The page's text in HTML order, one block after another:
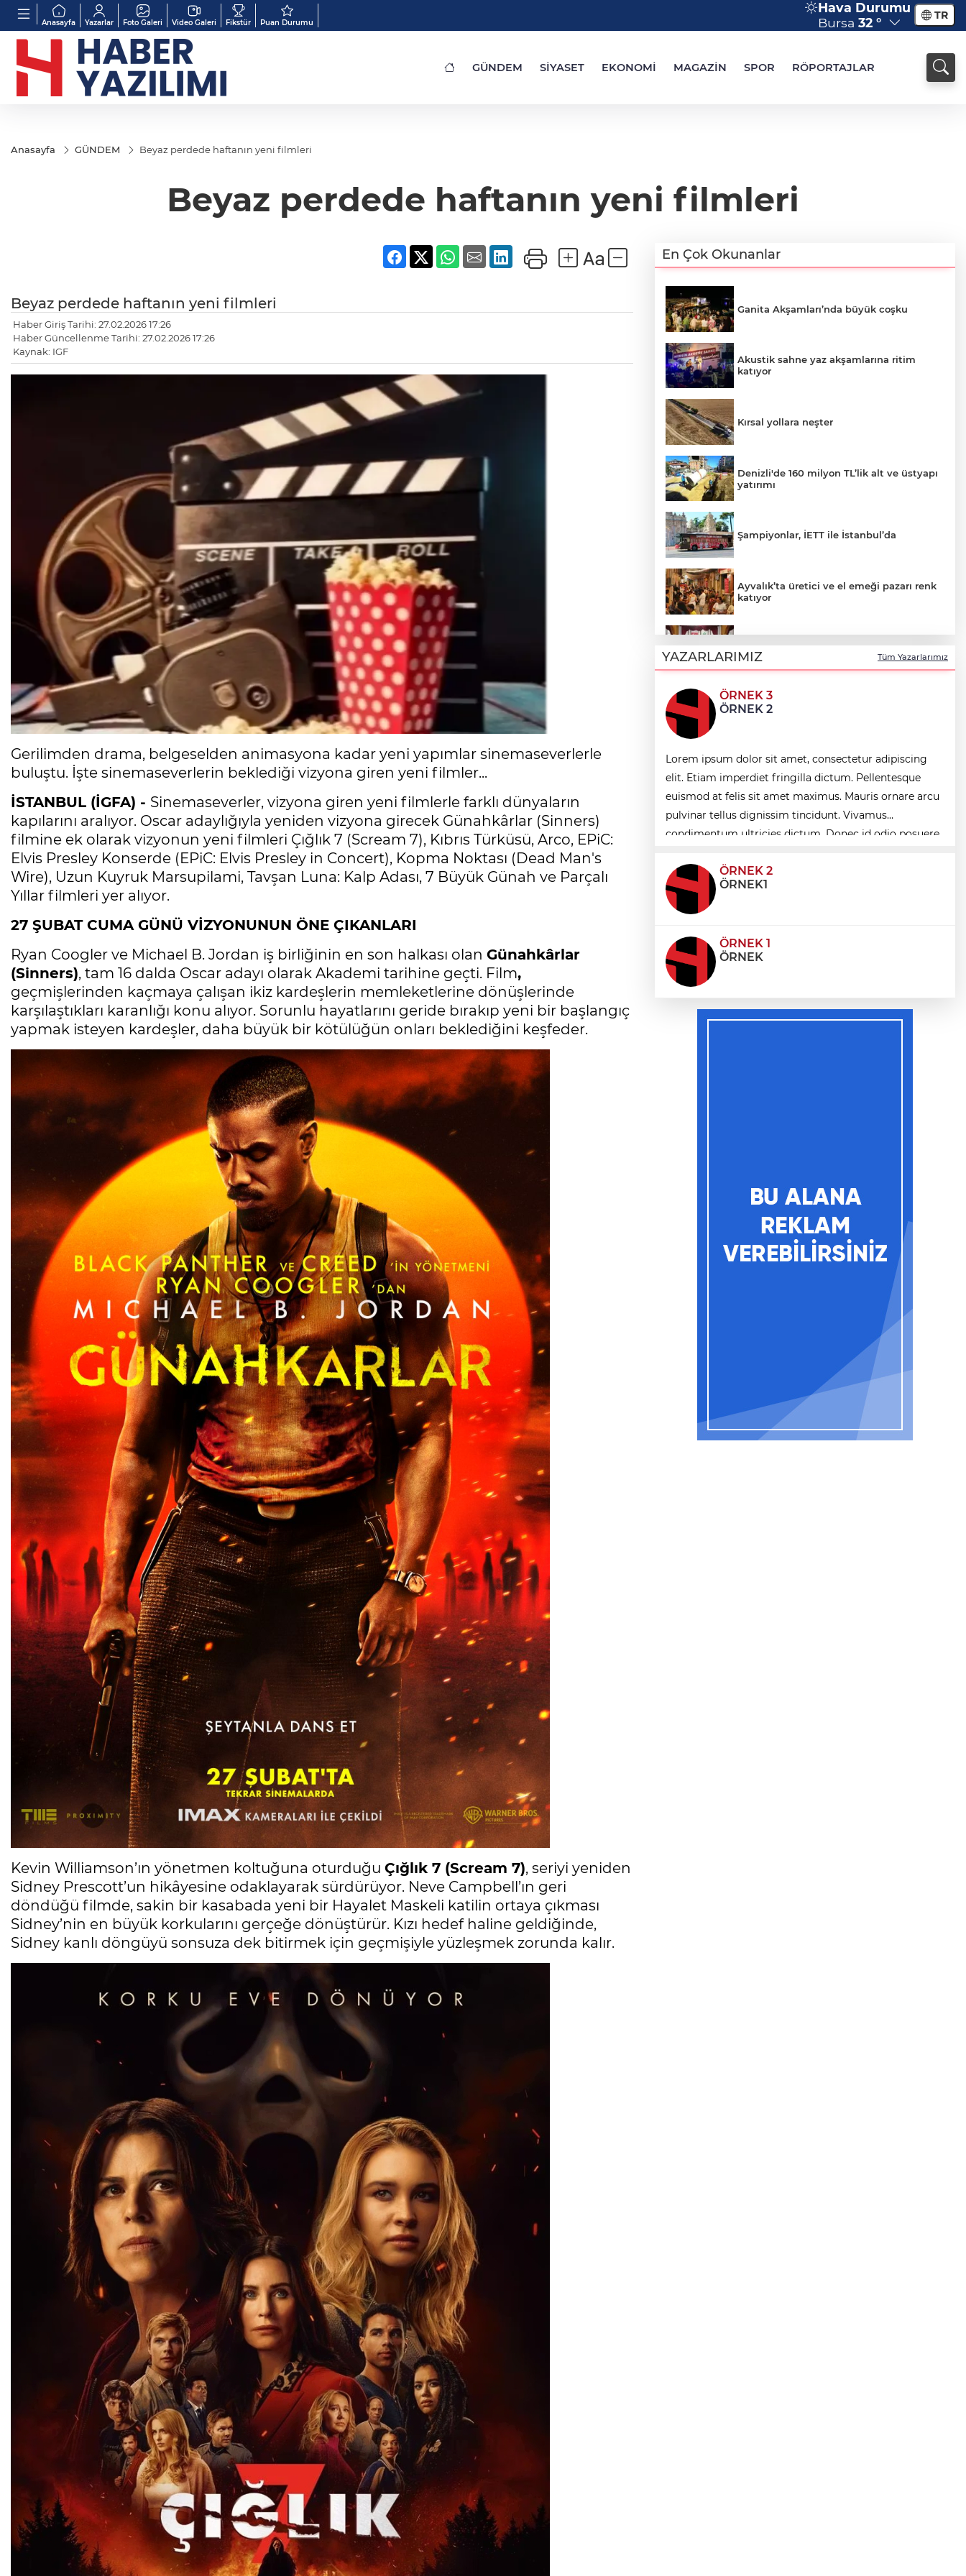
Anasayfa Yazarlar Foto Galeri Video Galeri Fikstür Puan Durumu
Hava Durumu
Bursa 32 ° TR
GÜNDEM SİYASET EKONOMİ MAGAZİN SPOR RÖPORTAJLAR
Anasayfa GÜNDEM Beyaz perdede haftanın yeni filmleri
Beyaz perdede haftanın yeni filmleri
Beyaz perdede haftanın yeni filmleri
Haber Giriş Tarihi: 27.02.2026 17:26
Haber Güncellenme Tarihi: 27.02.2026 17:26
Kaynak: IGF
Gerilimden drama, belgeselden animasyona kadar yeni yapımlar sinemaseverlerle
buluştu. İşte sinemaseverlerin beklediği vizyona giren yeni filmler...
İSTANBUL (İGFA) - Sinemaseverler, vizyona giren yeni filmlerle farklı dünyaların
kapılarını aralıyor. Oscar adaylığıyla yeniden vizyona girecek Günahkârlar (Sinners)
filmine ek olarak vizyonun yeni filmleri Çığlık 7 (Scream 7), Kıbrıs Türküsü, Arco, EPiC:
Elvis Presley Konserde (EPiC: Elvis Presley in Concert), Kopma Noktası (Dead Man's
Wire), Uzun Kuyruk Marsupilami, Tavşan Luna: Kalp Adası, 7 Büyük Günah ve Parçalı
Yıllar filmleri yer alıyor.
27 ŞUBAT CUMA GÜNÜ VİZYONUNUN ÖNE ÇIKANLARI
Ryan Coogler ve Michael B. Jordan iş birliğinin en son halkası olan Günahkârlar
(Sinners), tam 16 dalda Oscar adayı olarak Akademi tarihine geçti. Film,
geçmişlerinden kaçmaya çalışan ikiz kardeşlerin memleketlerine dönüşlerinde
karşılaştıkları karanlığı konu alıyor. Sorunlu hayatlarını geride bırakıp yeni bir başlangıç
yapmak isteyen kardeşler, daha büyük bir kötülüğün onları beklediğini keşfeder.
Kevin Williamson’ın yönetmen koltuğuna oturduğu Çığlık 7 (Scream 7), seriyi yeniden
Sidney Prescott’un hikâyesine odaklayarak sürdürüyor. Neve Campbell’ın geri
döndüğü filmde, sakin bir kasabada yeni bir Hayalet Maskeli katilin ortaya çıkması
Sidney’nin en büyük korkularını gerçeğe dönüştürür. Kızı hedef haline geldiğinde,
Sidney kanlı döngüyü sonsuza dek bitirmek için geçmişiyle yüzleşmek zorunda kalır.
En Çok Okunanlar
Ganita Akşamları’nda büyük coşku
Akustik sahne yaz akşamlarına ritim
katıyor
Kırsal yollara neşter
Denizli'de 160 milyon TL’lik alt ve üstyapı
yatırımı
Şampiyonlar, İETT ile İstanbul’da
Ayvalık’ta üretici ve el emeği pazarı renk
katıyor
birliği
İpsala OSB'nin gelişimi için kritik ziyaret
Bursa Büyükşehir Harmancık’ta da yolları
yeniliyor
Ağrı'da toplu sünnet şöleni
YAZARLARIMIZ Tüm Yazarlarımız
ÖRNEK 3
ÖRNEK 2
Lorem ipsum dolor sit amet, consectetur adipiscing
elit. Etiam imperdiet fringilla dictum. Pellentesque
euismod at felis sit amet maximus. Mauris ornare arcu
pulvinar tellus dignissim tincidunt. Vivamus
condimentum ultricies dictum. Donec id odio posuere,
ÖRNEK 2
ÖRNEK1
ÖRNEK 1
ÖRNEK